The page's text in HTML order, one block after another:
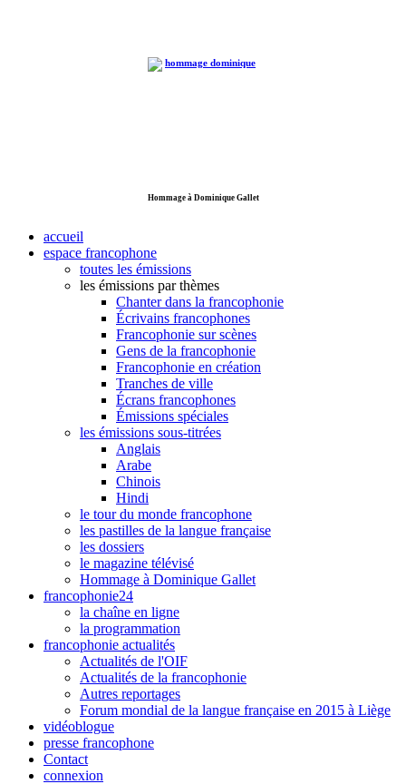
Hommage à Dominique Gallet
accueil
espace francophone
toutes les émissions
les émissions par thèmes
Chanter dans la francophonie
Écrivains francophones
Francophonie sur scènes
Gens de la francophonie
Francophonie en création
Tranches de ville
Écrans francophones
Émissions spéciales
les émissions sous-titrées
Anglais
Arabe
Chinois
Hindi
le tour du monde francophone
les pastilles de la langue française
les dossiers
le magazine télévisé
Hommage à Dominique Gallet
francophonie24
la chaîne en ligne
la programmation
francophonie actualités
Actualités de l'OIF
Actualités de la francophonie
Autres reportages
Forum mondial de la langue française en 2015 à Liège
vidéoblogue
presse francophone
Contact
connexion